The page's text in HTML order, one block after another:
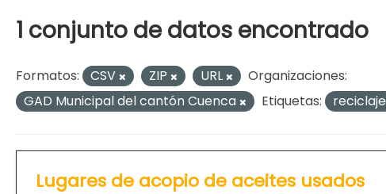
1 conjunto de datos encontrado
Formatos: CSV ZIP URL
Organizaciones:
GAD Municipal del cantón Cuenca
Etiquetas: reciclaje
Lugares de acopio de aceites usados